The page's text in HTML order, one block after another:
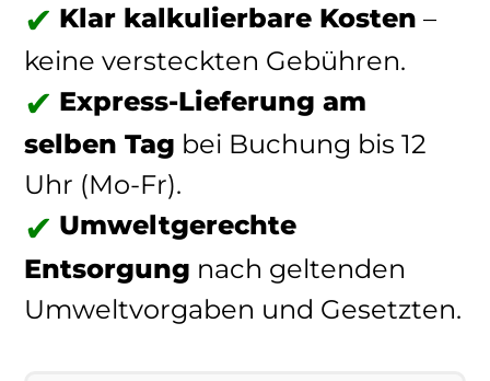
Klar kalkulierbare Kosten –
keine versteckten Gebühren.
Express-Lieferung am
selben Tag bei Buchung bis 12
Uhr (Mo-Fr).
Umweltgerechte
Entsorgung nach geltenden
Umweltvorgaben und Gesetzten.